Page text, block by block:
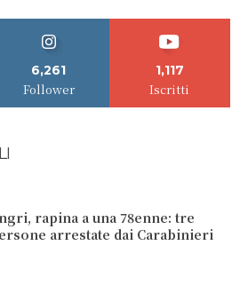
6,261
Follower
1,117
Iscritti
rapina a una 78enne: tre
arrestate dai Carabinieri